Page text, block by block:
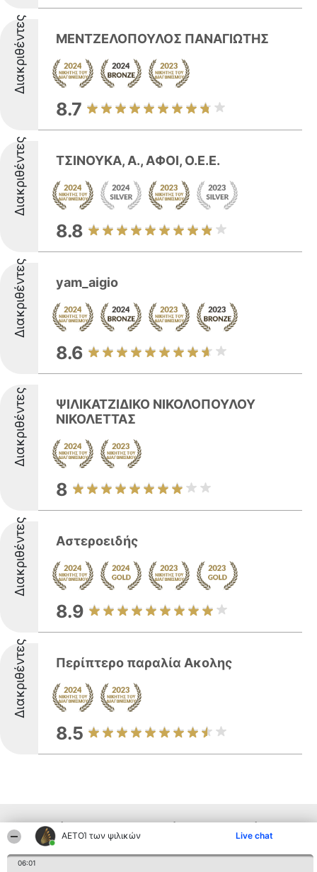
ΑΕΤΟΊ των ψιλικών Live chat
06:01
Διακριθέντες ΜΕΝΤΖΕΛΟΠΟΥΛΟΣ ΠΑΝΑΓΙΩΤΗΣ
8.7
Διακριθέντες ΤΣΙΝΟΥΚΑ, Α., ΑΦΟΙ, Ο.Ε.Ε.
8.8
Διακριθέντες yam_aigio
8.6
Διακριθέντες
ΨΙΛΙΚΑΤΖΙΔΙΚΟ ΝΙΚΟΛΟΠΟΥΛΟΥ
ΝΙΚΟΛΕΤΤΑΣ
8
Διακριθέντες Αστεροειδής
8.9
Διακριθέντες Περίπτερο παραλία Ακολης
8.5
Παρόμοιες επιχειρήσεις απο άλλες
περιοχές